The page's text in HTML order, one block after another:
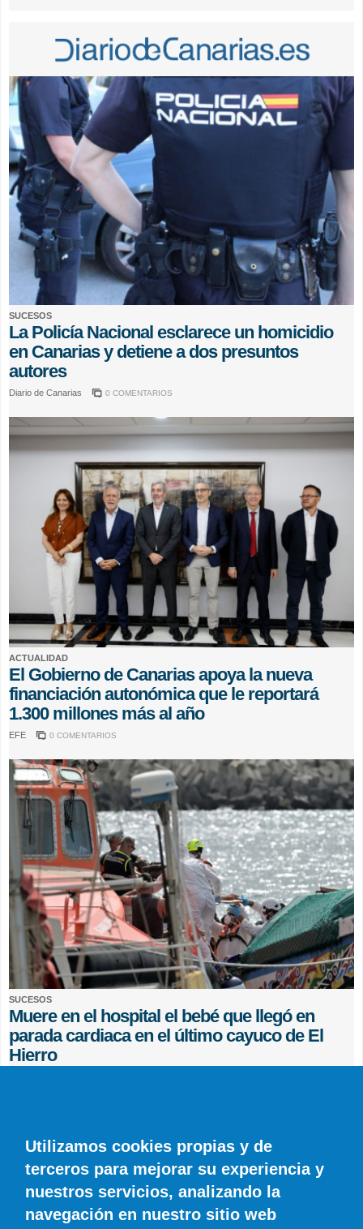
SUCESOS
La Policía Nacional esclarece un homicidio
en Canarias y detiene a dos presuntos
autores
Diario de Canarias 0 COMENTARIOS
ACTUALIDAD
El Gobierno de Canarias apoya la nueva
financiación autonómica que le reportará
1.300 millones más al año
EFE 0 COMENTARIOS
SUCESOS
Muere en el hospital el bebé que llegó en
parada cardiaca en el último cayuco de El
Hierro
Utilizamos cookies propias y de
terceros para mejorar su experiencia y
nuestros servicios, analizando la
navegación en nuestro sitio web